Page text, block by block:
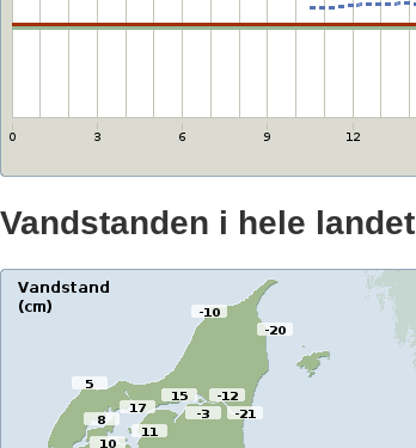
Vandstanden i hele landet